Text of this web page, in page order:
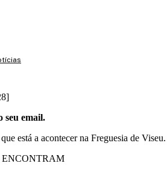
seu email.
está a acontecer na Freguesia de Viseu.
ENCONTRAM